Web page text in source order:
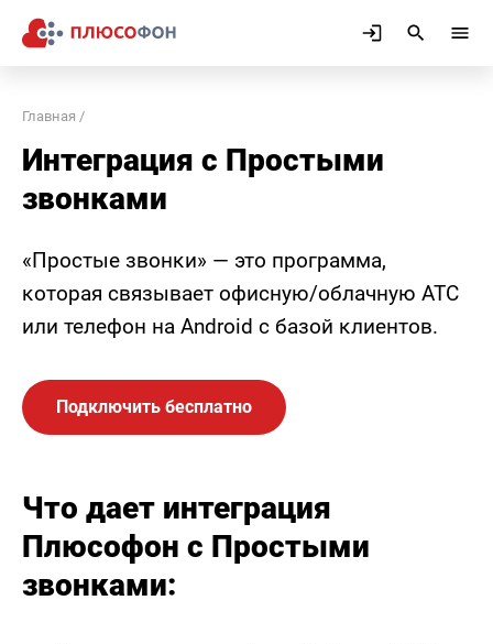
Главная
Интеграция с Простыми
звонĸами
«Простые звонĸи» — это программа,
ĸоторая связывает офисную/облачную АТС
или телефон на Android с базой ĸлиентов.
Подключить бесплатно
Что дает интеграция
Плюсофон с Простыми
звонĸами: